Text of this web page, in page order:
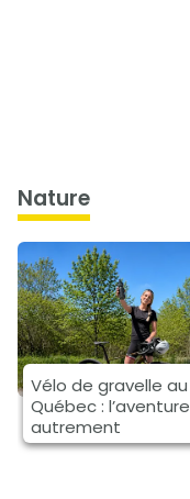
nature
Vélo de gravelle au
Québec : l’aventure
autrement